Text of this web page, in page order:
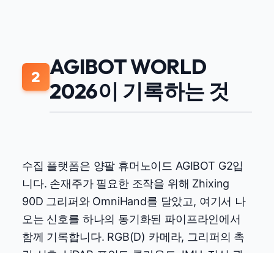
2 AGIBOT WORLD
2026이 기록하는 것
수집 플랫폼은 양팔 휴머노이드 AGIBOT G2입
니다. 손재주가 필요한 조작을 위해 Zhixing
90D 그리퍼와 OmniHand를 달았고, 여기서 나
오는 신호를 하나의 동기화된 파이프라인에서
함께 기록합니다. RGB(D) 카메라, 그리퍼의 촉